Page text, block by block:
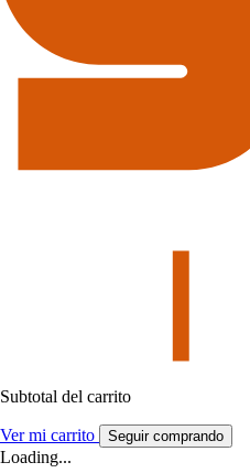
Subtotal del carrito
Ver mi carrito Seguir comprando
Loading...